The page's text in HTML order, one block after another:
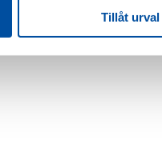
Tillåt urval